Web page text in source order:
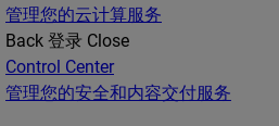
管理您的云计算服务
Back 登录 Close
Control Center
管理您的安全和内容交付服务